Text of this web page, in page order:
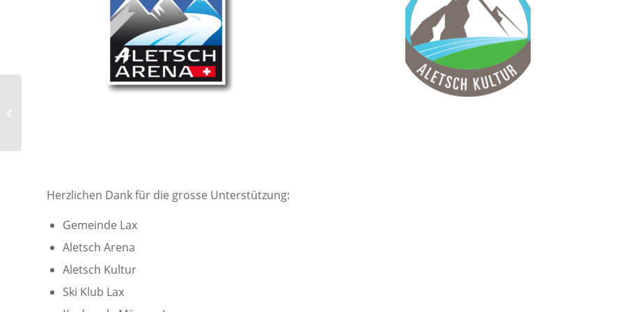
Herzlichen Dank für die grosse Unterstützung:
Gemeinde Lax
Aletsch Arena
Aletsch Kultur
Ski Klub Lax